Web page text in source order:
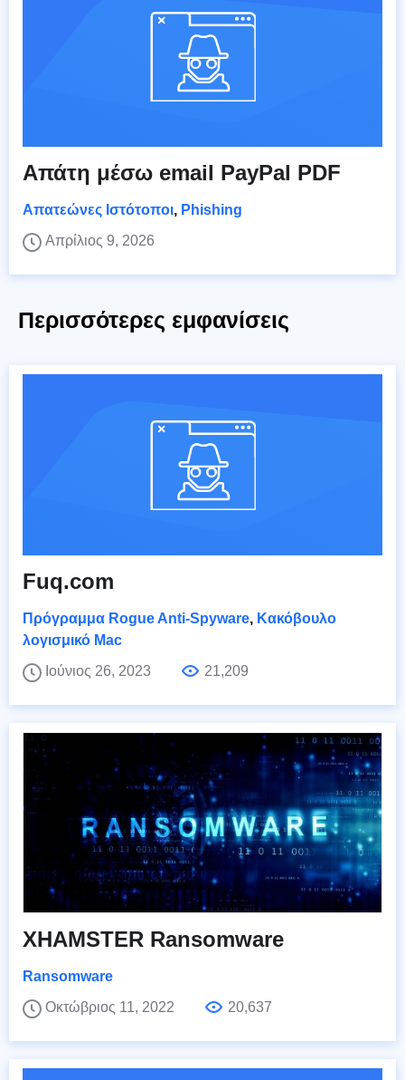
Απάτη μέσω email PayPal PDF
Απατεώνες Ιστότοποι, Phishing
Απρίλιος 9, 2026
Περισσότερες εμφανίσεις
Fuq.com
Πρόγραμμα Rogue Anti-Spyware, Κακόβουλο
λογισμικό Mac
Ιούνιος 26, 2023
21,209
XHAMSTER Ransomware
Ransomware
Οκτώβριος 11, 2022
20,637